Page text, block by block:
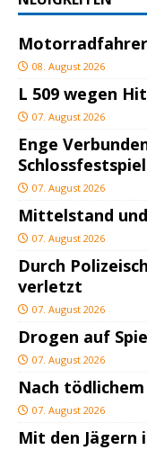
08. August 2026
L 509 wegen
07. August 2026
Enge
07. August 2026
Mittelstand
07. August 2026
Durch
verletzt
07. August 2026
Drogen auf
07. August 2026
Nach
07. August 2026
Mit den Jägern